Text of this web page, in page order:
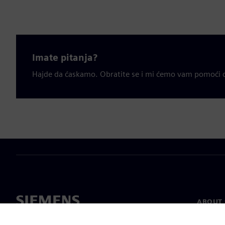
Imate pitanja?
Hajde da ćaskamo. Obratite se i mi ćemo vam
ABOUT